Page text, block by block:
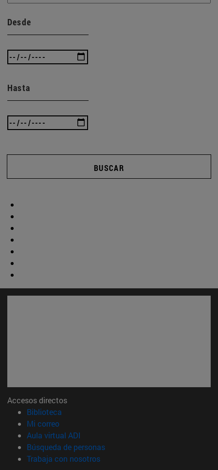
Desde
Hasta
BUSCAR
Accesos directos
Biblioteca
Mi correo(abre en nueva ventana)
Aula virtual ADI
Búsqueda de personas(abre en nueva ventana)
Trabaja con nosotros(abre en nueva ventana)